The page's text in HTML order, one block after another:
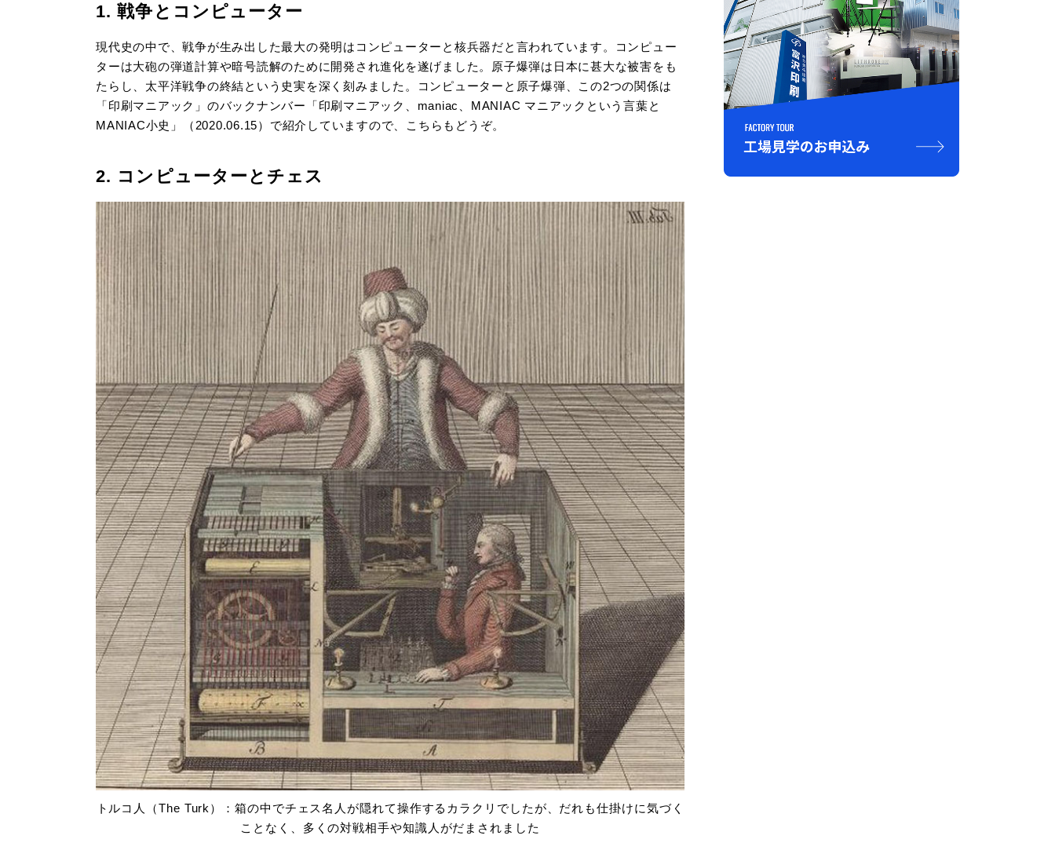
1. 戦争とコンピューター
現代史の中で、戦争が生み出した最大の発明はコンピューターと核兵器だと言われています。コンピュー
ターは大砲の弾道計算や暗号読解のために開発され進化を遂げました。原子爆弾は日本に甚大な被害をも
たらし、太平洋戦争の終結という史実を深く刻みました。コンピューターと原子爆弾、この2つの関係は
「印刷マニアック」のバックナンバー「印刷マニアック、maniac、MANIAC マニアックという言葉と
MANIAC小史」（2020.06.15）で紹介していますので、こちらもどうぞ。
2. コンピューターとチェス
トルコ人（The Turk）：箱の中でチェス名人が隠れて操作するカラクリでしたが、だれも仕掛けに気づく
ことなく、多くの対戦相手や知識人がだまされました